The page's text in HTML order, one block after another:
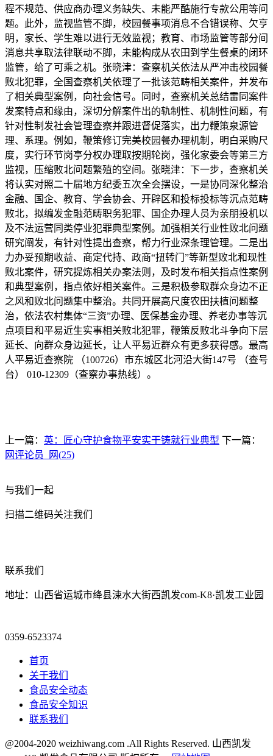
程不规范、供应商办理义务缺失、未能严酷施行专款公用等问
题。此外，监视监管不脚，校园餐事项消息不合错误称、欠亨
明，家长、学生难以进行无效监视；教育、市场监管等部分间
消息共享取法律联动不脚，未能构成从农田到学生餐桌的闭环
监管，给了可乘之机。张晓津：查察机关依法从严冲击校园餐
败北犯罪，全国查察机关依理了一批该范畴相关案件，并发布
了相关典型案例，向社会信号。同时，查察机关总结雷同案件
发案特点和缘由，深切分解案件出的轨制性、机制性问题，有
针对性制发社会管理查察并跟进督促落实，出力鞭策泉源管
理、系理。例如，鞭策修订完美校园餐办理机制，明白采购尺
度，实行环节岗亭分权办理取按期轮岗，强化家委会等第三方
监视，压缩败北问题繁殖的空间。张晓津：下一步，查察机关
将认实对照二十届地方纪委五次全会摆设，一是协同深化整治
金融、国企、教育、学会协会、开辟区和投标投标等沉点范畴
败北，拟编发金融范畴职务犯罪、国企办理人员为亲朋投机以
及不法运营同类停业犯罪典型案例。加强相关行业性败北问题
研究阐发，有针对性提出查察，帮力行业深条理管理。二是出
力办妥预期收益、商定代持、政商“扭转门”等新型败北和现性
败北案件，研究提炼相关办案法则，及时发布相关指点性案例
和典型案例，指点依好相关案件。三是积极参取群众身边不正
之风和败北问题集中整治。共同开展高尺度农田扶植问题整
治，依法农村集体“三资”办理、医保基金办理、养老办事等沉
点项目和平易近生实事相关败北犯罪，鞭策反败北斗争向下层
延长、向群众身边延长，让人平易近群众有更多获得感。最高
人平易近查察院 （100726）市东城区北河沿大街147号 （查号
台） 010-12309（查察办事热线）。
上一篇： 英：匠心守护食物平安实干铸就行业典型 下一篇：
网评论员_网(25)
与我们一起
扫描二维码关注我们
联系我们
地址：山西省运城市绛县涑水大街西凯发com-K8·凯发工业园
0359-6523374
首页
关于我们
食品安全动态
食品安全知识
联系我们
@2004-2020 weizhiwang.com .All Rights Reserved. 山西凯发